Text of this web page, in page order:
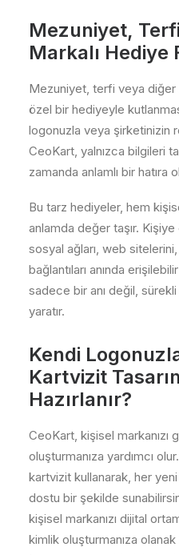
Mezuniyet,
Markalı Hediye
Mezuniyet, terfi veya diğer
özel bir hediyeyle
logonuzla veya şirketinizin
CeoKart, yalnızca bilgileri
zamanda anlamlı bir hatıra
Bu tarz hediyeler, hem
anlamda değer taşır.
sosyal ağları, web
bağlantıları anında
sadece bir anı değil,
yaratır.
Kendi
Kartvizit
Hazırlanır?
CeoKart, kişisel markanızı
oluşturmanıza yardımcı
kartvizit kullanarak, her yeni
dostu bir şekilde
kişisel markanızı dijital
kimlik oluşturmanıza